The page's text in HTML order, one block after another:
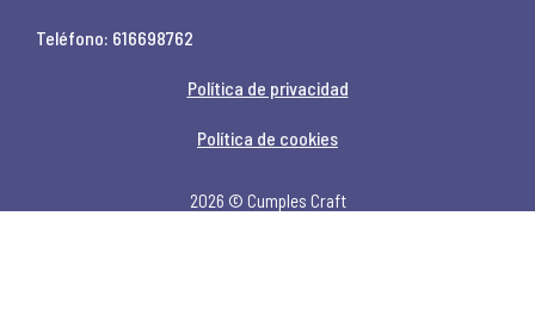
Teléfono: 616698762
Política de privacidad
Política de cookies
2026 © Cumples Craft